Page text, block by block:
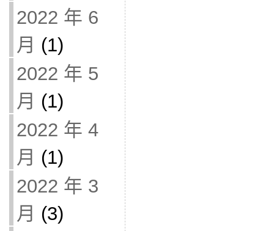
2022 年 6
月 (1)
2022 年 5
月 (1)
2022 年 4
月 (1)
2022 年 3
月 (3)